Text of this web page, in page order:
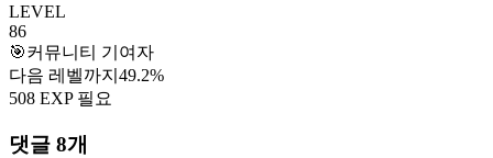
LEVEL
86
🎯커뮤니티 기여자
다음 레벨까지 49.2%
508 EXP 필요
댓글 8개